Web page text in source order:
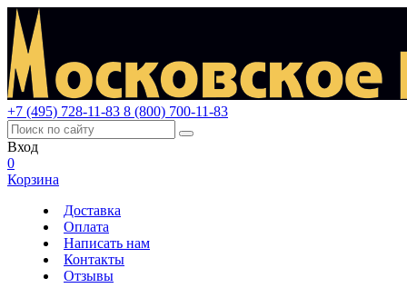
+7 (495) 728-11-83 8 (800) 700-11-83
Вход
0
Корзина
Доставка
Оплата
Написать нам
Контакты
Отзывы